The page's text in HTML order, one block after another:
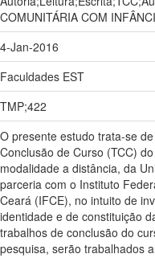
COMUNITÁRIA COM
4-Jan-2016
Faculdades EST
TMP;422
O presente estudo trata-se
Conclusão de Curso (TCC)
modalidade a distância, da
parceria com o Instituto
Ceará (IFCE), no intuito de
identidade e de constituição
trabalhos de conclusão do
pesquisa, serão trabalhados